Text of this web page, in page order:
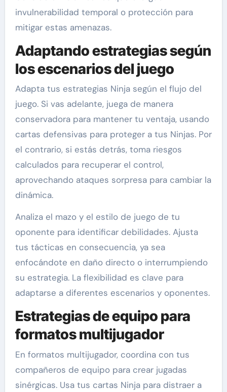
invulnerabilidad temporal o protección para
mitigar estas amenazas.
Adaptando estrategias según
los escenarios del juego
Adapta tus estrategias Ninja según el flujo del
juego. Si vas adelante, juega de manera
conservadora para mantener tu ventaja, usando
cartas defensivas para proteger a tus Ninjas. Por
el contrario, si estás detrás, toma riesgos
calculados para recuperar el control,
aprovechando ataques sorpresa para cambiar la
dinámica.
Analiza el mazo y el estilo de juego de tu
oponente para identificar debilidades. Ajusta
tus tácticas en consecuencia, ya sea
enfocándote en daño directo o interrumpiendo
su estrategia. La flexibilidad es clave para
adaptarse a diferentes escenarios y oponentes.
Estrategias de equipo para
formatos multijugador
En formatos multijugador, coordina con tus
compañeros de equipo para crear jugadas
sinérgicas. Usa tus cartas Ninja para distraer a